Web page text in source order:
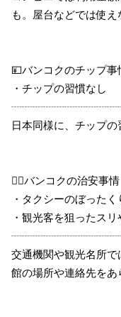
も。屋台などでは使え
💴バンコクのチップ事
・チップの習慣なし
日本同様に、チップの
👮‍♂️バンコクの治安事情
・タクシーのぼった
・観光客を狙ったス
交通機関や観光名所
館の場所や連絡先をあ